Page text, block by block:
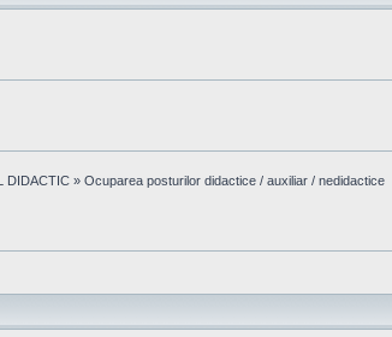
» Ocuparea posturilor didactice / auxiliar / nedidactice